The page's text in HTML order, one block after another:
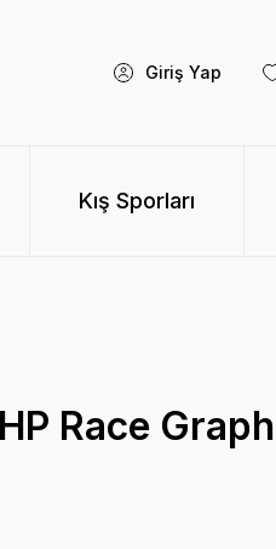
Giriş Yap
Kış Sporları
Race